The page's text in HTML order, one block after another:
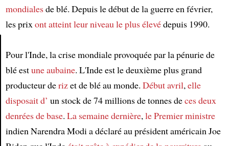
mondialesde blé. Depuis le début de la guerre en février,
les prix ont atteintleur niveau le plus élevédepuis 1990.
Pour l'Inde, la crise mondiale provoquée par la pénurie de
blé estune aubaine. L'Inde est le deuxième plus grand
producteur derizet de blé au monde. Début avril, elle
disposait d’ un stock de 74 millions de tonnes deces deux
denrées de base. La semaine dernière, le Premier ministre
indien Narendra Modi a déclaré au président américain Joe